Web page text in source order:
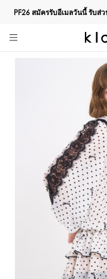
PF26 สมัครรับอีเมลวันนี้ รับส่